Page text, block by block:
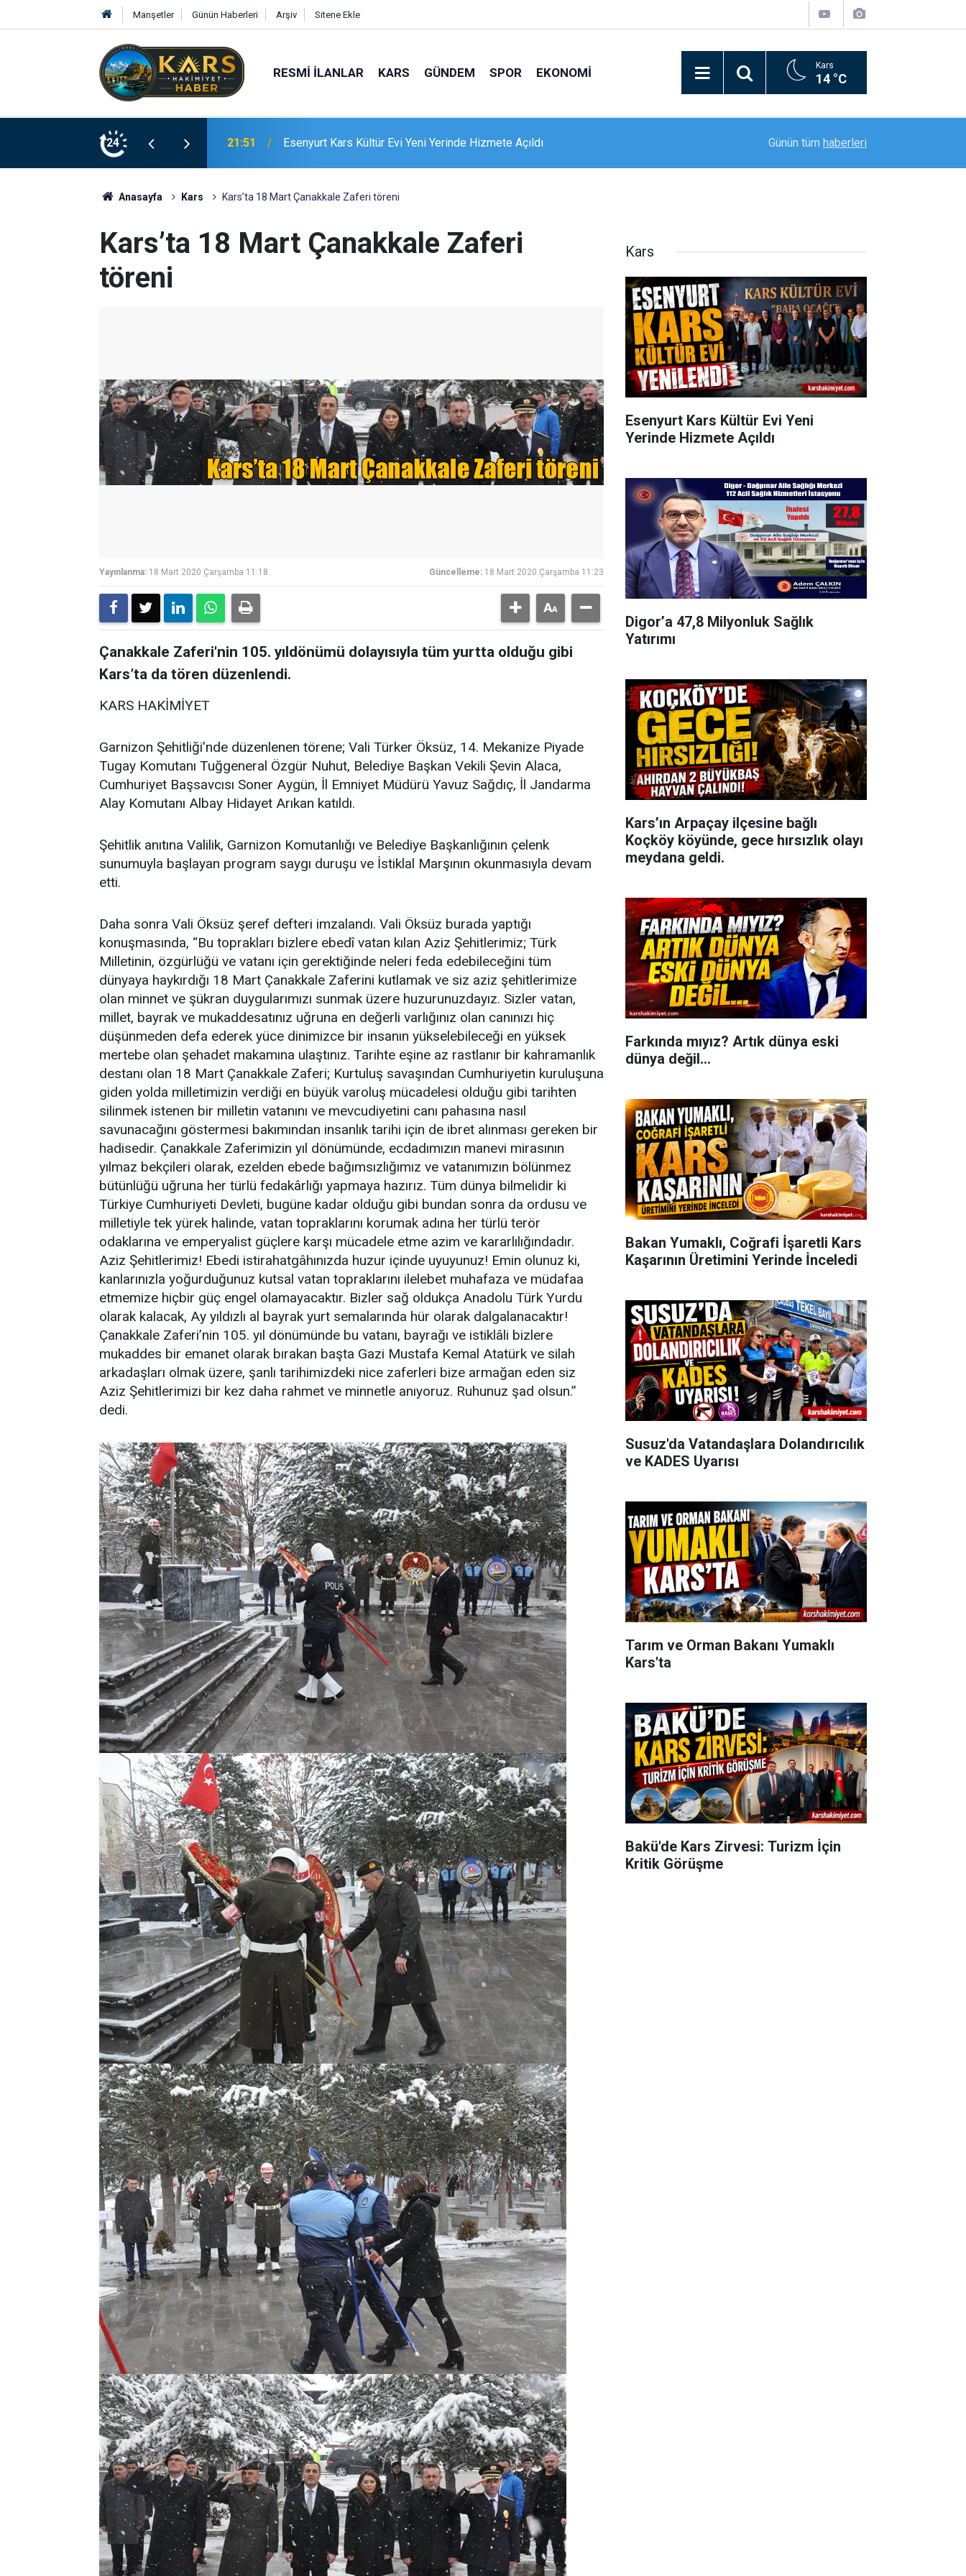
Manşetler Günün Haberleri Arşiv Sitene Ekle
RESMI İLANLAR KARS GÜNDEM SPOR EKONOMI Kars
14 °C
24
Hizmete Açıldı 21:19
merdivenle kurtardı
Bitlis’in kurtuluşunun 110. yılı coşkusu kortej
Günün tüm haberleri
Anasayfa Kars Kars’ta 18 Mart Çanakkale Zaferi töreni
Kars’ta 18 Mart Çanakkale Zaferi
töreni
Yayınlanma: 18 Mart 2020 Çarşamba 11:18 Güncelleme: 18 Mart 2020 Çarşamba 11:23
Çanakkale Zaferi'nin 105. yıldönümü dolayısıyla tüm yurtta olduğu gibi
Kars’ta da tören düzenlendi.
KARS HAKİMİYET
Garnizon Şehitliği’nde düzenlenen törene; Vali Türker Öksüz, 14. Mekanize Piyade
Tugay Komutanı Tuğgeneral Özgür Nuhut, Belediye Başkan Vekili Şevin Alaca,
Cumhuriyet Başsavcısı Soner Aygün, İl Emniyet Müdürü Yavuz Sağdıç, İl Jandarma
Alay Komutanı Albay Hidayet Arıkan katıldı.
Şehitlik anıtına Valilik, Garnizon Komutanlığı ve Belediye Başkanlığının çelenk
sunumuyla başlayan program saygı duruşu ve İstiklal Marşının okunmasıyla devam
etti.
Daha sonra Vali Öksüz şeref defteri imzalandı. Vali Öksüz burada yaptığı
konuşmasında, “Bu toprakları bizlere ebedî vatan kılan Aziz Şehitlerimiz; Türk
Milletinin, özgürlüğü ve vatanı için gerektiğinde neleri feda edebileceğini tüm
dünyaya haykırdığı 18 Mart Çanakkale Zaferini kutlamak ve siz aziz şehitlerimize
olan minnet ve şükran duygularımızı sunmak üzere huzurunuzdayız. Sizler vatan,
millet, bayrak ve mukaddesatınız uğruna en değerli varlığınız olan canınızı hiç
düşünmeden defa ederek yüce dinimizce bir insanın yükselebileceği en yüksek
mertebe olan şehadet makamına ulaştınız. Tarihte eşine az rastlanır bir kahramanlık
destanı olan 18 Mart Çanakkale Zaferi; Kurtuluş savaşından Cumhuriyetin kuruluşuna
giden yolda milletimizin verdiği en büyük varoluş mücadelesi olduğu gibi tarihten
silinmek istenen bir milletin vatanını ve mevcudiyetini canı pahasına nasıl
savunacağını göstermesi bakımından insanlık tarihi için de ibret alınması gereken bir
hadisedir. Çanakkale Zaferimizin yıl dönümünde, ecdadımızın manevi mirasının
yılmaz bekçileri olarak, ezelden ebede bağımsızlığımız ve vatanımızın bölünmez
bütünlüğü uğruna her türlü fedakârlığı yapmaya hazırız. Tüm dünya bilmelidir ki
Türkiye Cumhuriyeti Devleti, bugüne kadar olduğu gibi bundan sonra da ordusu ve
milletiyle tek yürek halinde, vatan topraklarını korumak adına her türlü terör
odaklarına ve emperyalist güçlere karşı mücadele etme azim ve kararlılığındadır.
Aziz Şehitlerimiz! Ebedi istirahatgâhınızda huzur içinde uyuyunuz! Emin olunuz ki,
kanlarınızla yoğurduğunuz kutsal vatan topraklarını ilelebet muhafaza ve müdafaa
etmemize hiçbir güç engel olamayacaktır. Bizler sağ oldukça Anadolu Türk Yurdu
olarak kalacak, Ay yıldızlı al bayrak yurt semalarında hür olarak dalgalanacaktır!
Çanakkale Zaferi’nin 105. yıl dönümünde bu vatanı, bayrağı ve istiklâli bizlere
mukaddes bir emanet olarak bırakan başta Gazi Mustafa Kemal Atatürk ve silah
arkadaşları olmak üzere, şanlı tarihimizdeki nice zaferleri bize armağan eden siz
Aziz Şehitlerimizi bir kez daha rahmet ve minnetle anıyoruz. Ruhunuz şad olsun.”
dedi.
Kars
Esenyurt Kars Kültür Evi Yeni
Yerinde Hizmete Açıldı
Digor’a 47,8 Milyonluk Sağlık
Yatırımı
Kars’ın Arpaçay ilçesine bağlı
Koçköy köyünde, gece hırsızlık olayı
meydana geldi.
Farkında mıyız? Artık dünya eski
dünya değil...
Bakan Yumaklı, Coğrafi İşaretli Kars
Kaşarının Üretimini Yerinde İnceledi
Susuz'da Vatandaşlara Dolandırıcılık
ve KADES Uyarısı
Tarım ve Orman Bakanı Yumaklı
Kars'ta
Bakü'de Kars Zirvesi: Turizm İçin
Kritik Görüşme